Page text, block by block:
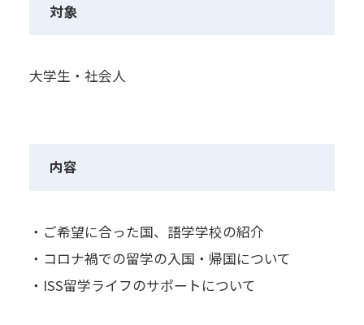
対象
大学生・社会人
内容
・ご希望に合った国、語学学校の紹介
・コロナ禍での留学の入国・帰国について
・ISS留学ライフのサポートについて